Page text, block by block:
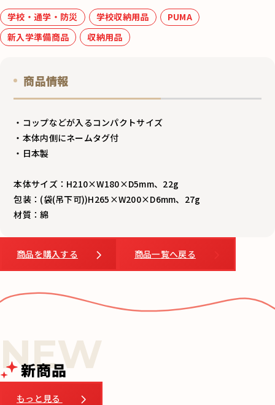
k
学校・通学・防災 学校収納用品
PUMA
新入学準備商品
収納用品
商品情報
・コップなどが入るコンパクトサイズ
・本体内側にネームタグ付
・日本製
本体サイズ：H210×W180×D5mm、22g
包装：(袋(吊下可))H265×W200×D6mm、27g
商品を購入する 商品一覧へ戻る
新商品
もっと見る